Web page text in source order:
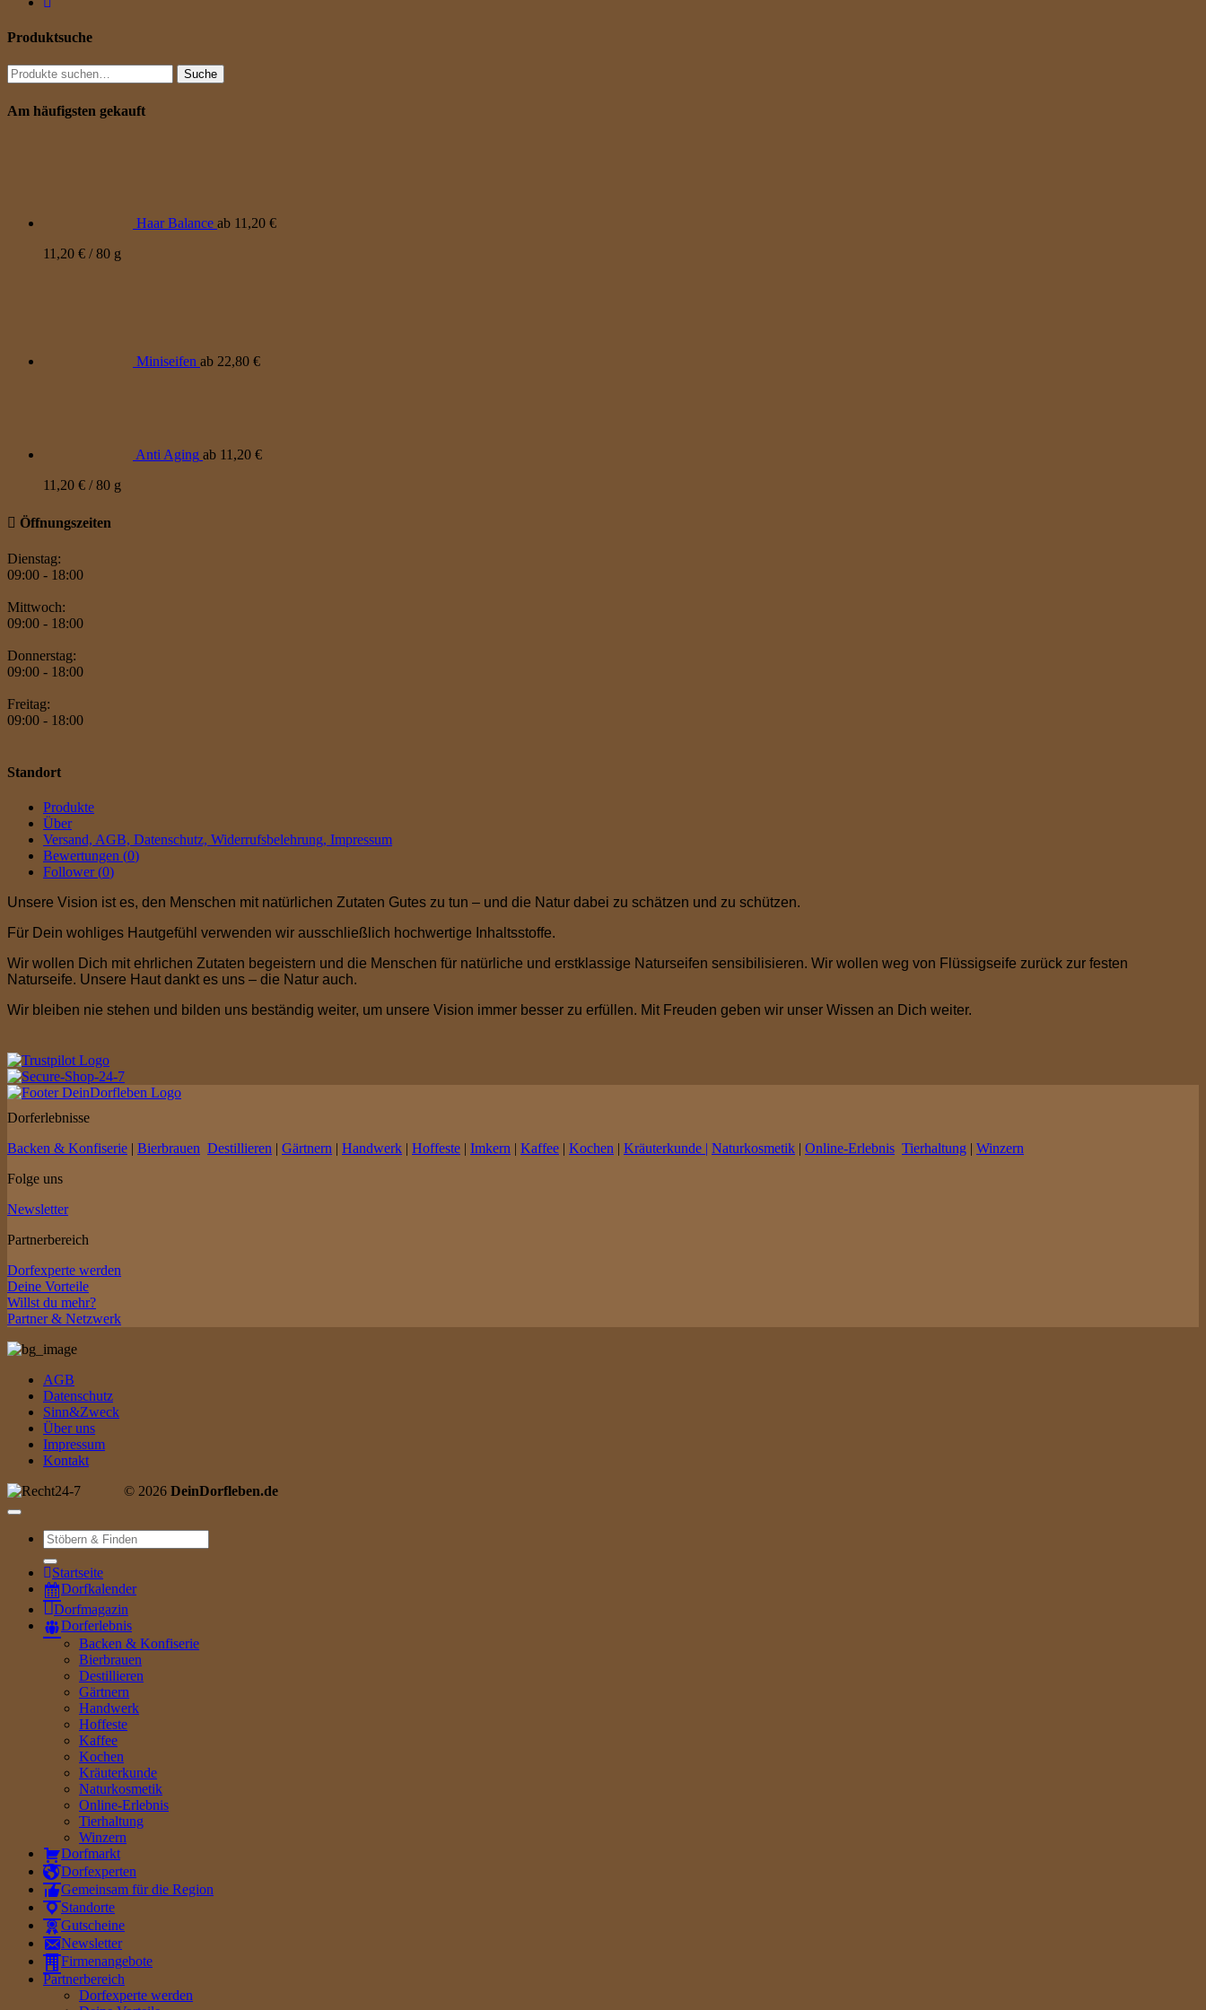
Produktsuche
Suche
nach:
Suche
Am häufigsten gekauft
Haar Balance ab 11,20 €
11,20 € /80 g
Miniseifen ab 22,80 €
Anti Aging ab 11,20 €
11,20 € /80 g
Öffnungszeiten
Dienstag:
09:00 - 18:00
Mittwoch:
09:00 - 18:00
Donnerstag:
09:00 - 18:00
Freitag:
09:00 - 18:00
Standort
Produkte
Über
Versand, AGB, Datenschutz, Widerrufsbelehrung, Impressum
Bewertungen (0)
Follower (0)
Unsere Vision ist es, den Menschen mit natürlichen Zutaten Gutes zu tun – und die Natur dabei zu schätzen und zu schützen.
Für Dein wohliges Hautgefühl verwenden wir ausschließlich hochwertige Inhaltsstoffe.
Wir wollen Dich mit ehrlichen Zutaten begeistern und die Menschen für natürliche und erstklassige Naturseifen sensibilisieren. Wir wollen weg von Flüssigseife zurück zur festen
Naturseife. Unsere Haut dankt es uns – die Natur auch.
Wir bleiben nie stehen und bilden uns beständig weiter, um unsere Vision immer besser zu erfüllen. Mit Freuden geben wir unser Wissen an Dich weiter.
Dorferlebnisse
Backen & Konfiserie | Bierbrauen Destillieren | Gärtnern | Handwerk | Hoffeste | Imkern | Kaffee | Kochen | Kräuterkunde | Naturkosmetik | Online-Erlebnis Tierhaltung | Winzern
Folge uns
Newsletter
Partnerbereich
Dorfexperte werden
Deine Vorteile
Willst du mehr?
Partner & Netzwerk
AGB
Datenschutz
Sinn&Zweck
Über uns
Impressum
Kontakt
© 2026 DeinDorfleben.de
Suche
nach:
Startseite
Dorfkalender
Dorfmagazin
Dorferlebnis
Backen & Konfiserie
Bierbrauen
Destillieren
Gärtnern
Handwerk
Hoffeste
Kaffee
Kochen
Kräuterkunde
Naturkosmetik
Online-Erlebnis
Tierhaltung
Winzern
Dorfmarkt
Dorfexperten
Gemeinsam für die Region
Standorte
Gutscheine
Newsletter
Firmenangebote
Partnerbereich
Dorfexperte werden